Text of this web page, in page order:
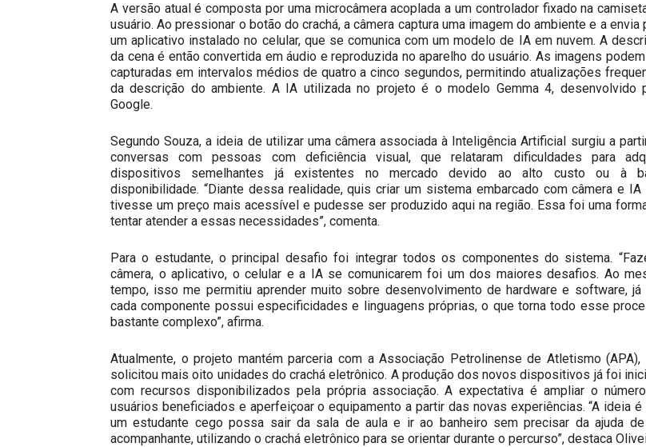
A versão atual é composta por uma microcâmera acoplada a um controlador fixado na
usuário. Ao pressionar o botão do crachá, a câmera captura uma imagem do ambiente e a envia
um aplicativo instalado no celular, que se comunica com um modelo de IA em nuvem. A
da cena é então convertida em áudio e reproduzida no aparelho do usuário. As imagens
capturadas em intervalos médios de quatro a cinco segundos, permitindo atualizações
da descrição do ambiente. A IA utilizada no projeto é o modelo Gemma 4, desenvolvido
Google.
Segundo Souza, a ideia de utilizar uma câmera associada à Inteligência Artificial surgiu a
conversas com pessoas com deficiência visual, que relataram dificuldades para
dispositivos semelhantes já existentes no mercado devido ao alto custo ou à
disponibilidade. “Diante dessa realidade, quis criar um sistema embarcado com câmera e IA
tivesse um preço mais acessível e pudesse ser produzido aqui na região. Essa foi uma
tentar atender a essas necessidades”, comenta.
Para o estudante, o principal desafio foi integrar todos os componentes do sistema.
câmera, o aplicativo, o celular e a IA se comunicarem foi um dos maiores desafios. Ao
tempo, isso me permitiu aprender muito sobre desenvolvimento de hardware e software, já
cada componente possui especificidades e linguagens próprias, o que torna todo esse
bastante complexo”, afirma.
Atualmente, o projeto mantém parceria com a Associação Petrolinense de Atletismo (APA),
solicitou mais oito unidades do crachá eletrônico. A produção dos novos dispositivos já foi
com recursos disponibilizados pela própria associação. A expectativa é ampliar o
usuários beneficiados e aperfeiçoar o equipamento a partir das novas experiências. “A ideia é
um estudante cego possa sair da sala de aula e ir ao banheiro sem precisar da ajuda
acompanhante, utilizando o crachá eletrônico para se orientar durante o percurso”, destaca